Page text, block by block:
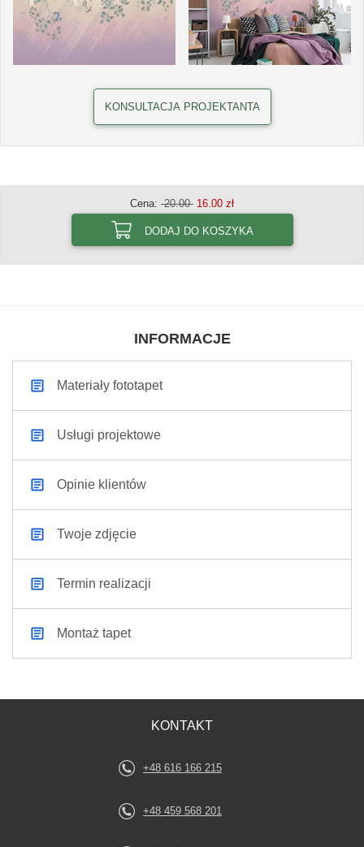
KONSULTACJA PROJEKTANTA
Cena: 20.00 16.00 zł
DODAJ DO KOSZYKA
INFORMACJE
Materiały fototapet
Usługi projektowe
Opinie klientów
Twoje zdjęcie
Termin realizacji
Montaż tapet
KONTAKT
+48 616 166 215
+48 459 568 201